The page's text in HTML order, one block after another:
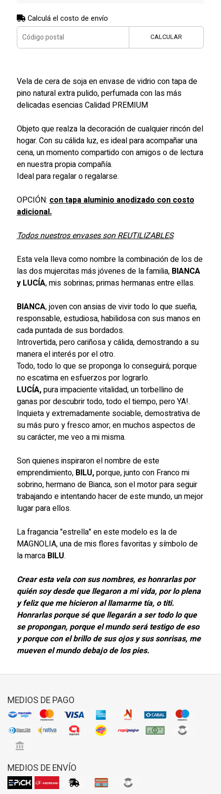
Calculá el costo de envío
CALCULAR
Vela de cera de soja en envase de vidrio con tapa de
pino natural extra pulido, perfumada con las más
delicadas esencias Calidad PREMIUM
Objeto que realza la decoración de cualquier rincón del
hogar. Con su cálida luz, es ideal para acompañar una
cena, un momento compartido con amigos o de lectura
en nuestra propia compañía.
Ideal para regalar o regalarse.
OPCIÓN:con tapa aluminio anodizado con costo
adicional.
Todos nuestros envases son REUTILIZABLES
Esta vela lleva como nombre la combinación de los de
las dos mujercitas más jóvenes de la familia, BIANCA
y LUCÍA, mis sobrinas; primas hermanas entre ellas.
BIANCA, joven con ansias de vivir todo lo que sueña,
responsable, estudiosa, habilidosa con sus manos en
cada puntada de sus bordados.
Introvertida, pero cariñosa y cálida, demostrando a su
manera el interés por el otro.
Todo, todo lo que se proponga lo conseguirá; porque
no escatima en esfuerzos por lograrlo.
LUCÍA,pura impaciente vitalidad, un torbellino de
ganas por descubrir todo, todo el tiempo, pero YA!.
Inquieta y extremadamente sociable, demostrativa de
su más puro y fresco amor; en muchos aspectos de
su carácter, me veo a mi misma.
Son quienes inspiraron el nombre de este
emprendimiento, BILU,porque, junto con Franco mi
sobrino, hermano de Bianca, son el motor para seguir
trabajando e intentando hacer de este mundo, un mejor
lugar para ellos.
La fragancia "estrella" en este modelo es la de
MAGNOLIA, una de mis flores favoritas y símbolo de
la marca BILU.
Crear esta vela con sus nombres, es honrarlas por
quién soy desde que llegaron a mi vida, por lo plena
y feliz que me hicieron al llamarme tía, o titi.
Honrarlas porque sé que llegarán a ser todo lo que
se propongan, porque el mundo será testigo de eso
y porque con el brillo de sus ojos y sus sonrisas, me
mueven el mundo debajo de los pies.
MEDIOS DE PAGO
MEDIOS DE ENVÍO